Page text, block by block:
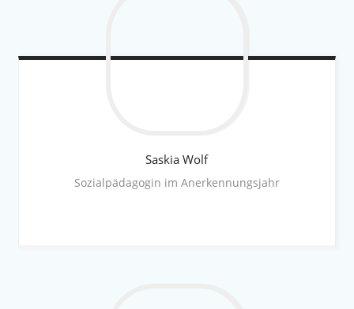
Saskia Wolf
Sozialpädagogin im Anerkennungsjahr